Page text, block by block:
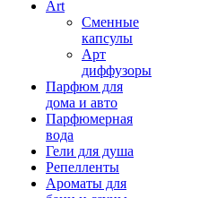
Art
Сменные
капсулы
Арт
диффузоры
Парфюм для
дома и авто
Парфюмерная
вода
Гели для душа
Репелленты
Ароматы для